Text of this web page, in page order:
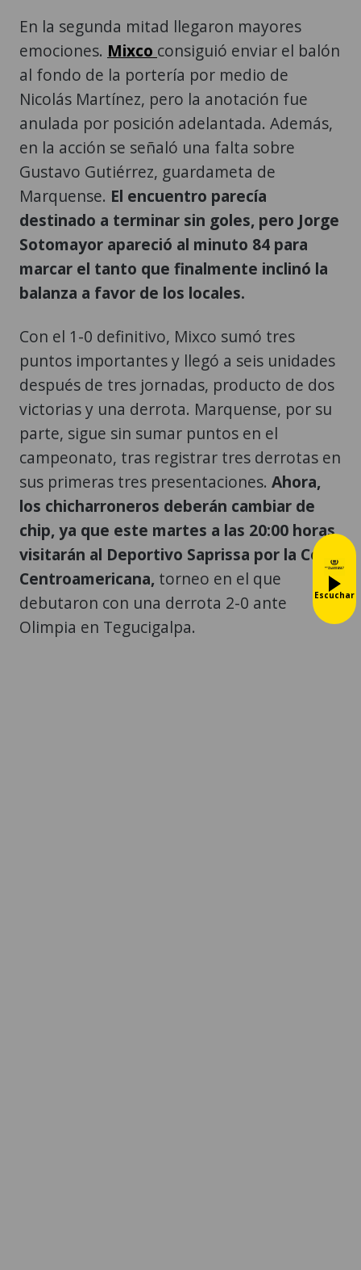
En la segunda mitad llegaron mayores
emociones. Mixco consiguió enviar el balón
al fondo de la portería por medio de
Nicolás Martínez, pero la anotación fue
anulada por posición adelantada. Además,
en la acción se señaló una falta sobre
Gustavo Gutiérrez, guardameta de
Marquense. El encuentro parecía
destinado a terminar sin goles, pero Jorge
Sotomayor apareció al minuto 84 para
marcar el tanto que finalmente inclinó la
balanza a favor de los locales.
Con el 1-0 definitivo, Mixco sumó tres
puntos importantes y llegó a seis unidades
después de tres jornadas, producto de dos
victorias y una derrota. Marquense, por su
parte, sigue sin sumar puntos en el
campeonato, tras registrar tres derrotas en
sus primeras tres presentaciones. Ahora,
los chicharroneros deberán cambiar de
chip, ya que este martes a las 20:00 horas
visitarán al Deportivo Saprissa por la Copa
Centroamericana, torneo en el que
debutaron con una derrota 2-0 ante
Olimpia en Tegucigalpa.
Escuchar